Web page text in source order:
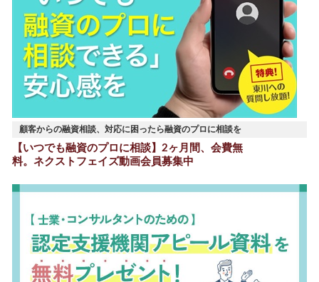
顧客からの融資相談、対応に困ったら融資のプロに相談を
【いつでも融資のプロに相談】2ヶ月間、会費無
料。ネクストフェイズ動画会員募集中